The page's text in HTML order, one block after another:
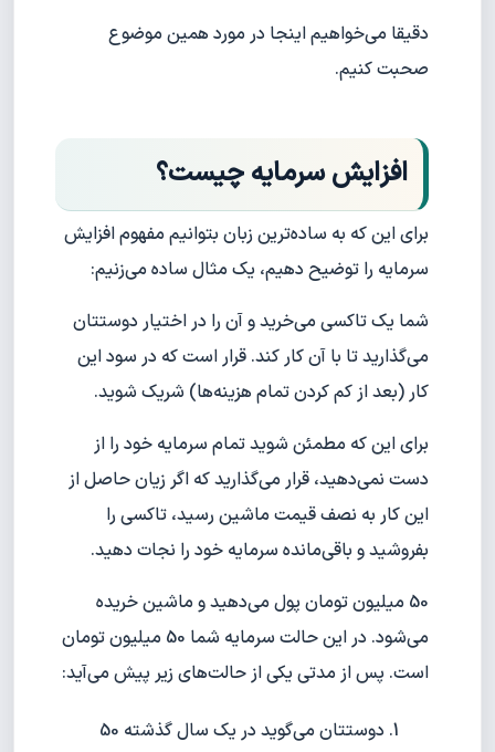
دقیقا می‌خواهیم اینجا در مورد همین موضوع
صحبت کنیم.
افزایش سرمایه چیست؟
برای این که به ساده‌ترین زبان بتوانیم مفهوم افزایش
سرمایه را توضیح دهیم، یک مثال ساده می‌زنیم:
شما یک تاکسی می‌خرید و آن را در اختیار دوستتان
می‌گذارید تا با آن کار کند. قرار است که در سود این
کار (بعد از کم‌ کردن تمام هزینه‌ها) شریک شوید.
برای این که مطمئن شوید تمام سرمایه خود را از
دست نمی‌دهید، قرار می‌گذارید که اگر زیان حاصل از
این کار به نصف قیمت ماشین رسید، تاکسی را
بفروشید و باقی‌مانده سرمایه خود را نجات دهید.
50 میلیون تومان پول می‌دهید و ماشین خریده
می‌شود. در این حالت سرمایه شما 50 میلیون تومان
است. پس از مدتی یکی از حالت‌های زیر پیش می‌آید:
دوستتان می‌گوید در یک سال گذشته 50